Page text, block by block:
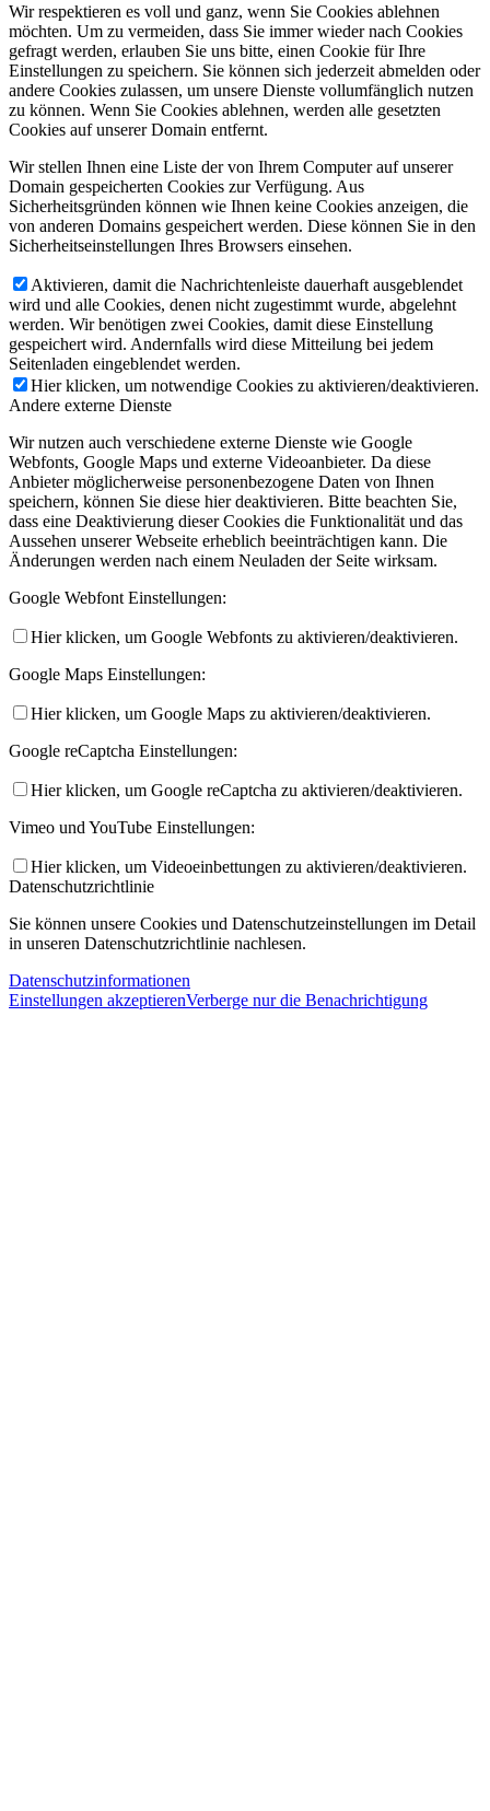
Wir respektieren es voll und ganz, wenn Sie Cookies ablehnen
möchten. Um zu vermeiden, dass Sie immer wieder nach Cookies
gefragt werden, erlauben Sie uns bitte, einen Cookie für Ihre
Einstellungen zu speichern. Sie können sich jederzeit abmelden oder
andere Cookies zulassen, um unsere Dienste vollumfänglich nutzen
zu können. Wenn Sie Cookies ablehnen, werden alle gesetzten
Cookies auf unserer Domain entfernt.
Wir stellen Ihnen eine Liste der von Ihrem Computer auf unserer
Domain gespeicherten Cookies zur Verfügung. Aus
Sicherheitsgründen können wie Ihnen keine Cookies anzeigen, die
von anderen Domains gespeichert werden. Diese können Sie in den
Sicherheitseinstellungen Ihres Browsers einsehen.
Aktivieren, damit die Nachrichtenleiste dauerhaft ausgeblendet
wird und alle Cookies, denen nicht zugestimmt wurde, abgelehnt
werden. Wir benötigen zwei Cookies, damit diese Einstellung
gespeichert wird. Andernfalls wird diese Mitteilung bei jedem
Seitenladen eingeblendet werden.
Hier klicken, um notwendige Cookies zu aktivieren/deaktivieren.
Andere externe Dienste
Wir nutzen auch verschiedene externe Dienste wie Google
Webfonts, Google Maps und externe Videoanbieter. Da diese
Anbieter möglicherweise personenbezogene Daten von Ihnen
speichern, können Sie diese hier deaktivieren. Bitte beachten Sie,
dass eine Deaktivierung dieser Cookies die Funktionalität und das
Aussehen unserer Webseite erheblich beeinträchtigen kann. Die
Änderungen werden nach einem Neuladen der Seite wirksam.
Google Webfont Einstellungen:
Hier klicken, um Google Webfonts zu aktivieren/deaktivieren.
Google Maps Einstellungen:
Hier klicken, um Google Maps zu aktivieren/deaktivieren.
Google reCaptcha Einstellungen:
Hier klicken, um Google reCaptcha zu aktivieren/deaktivieren.
Vimeo und YouTube Einstellungen:
Hier klicken, um Videoeinbettungen zu aktivieren/deaktivieren.
Datenschutzrichtlinie
Sie können unsere Cookies und Datenschutzeinstellungen im Detail
in unseren Datenschutzrichtlinie nachlesen.
Datenschutzinformationen
Einstellungen akzeptierenVerberge nur die Benachrichtigung